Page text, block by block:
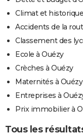
Climat et
Accidents de la
Classement des
Ecole à Ouézy
Crèches à Ouézy
Maternités à Ouézy
Entreprises à
Prix immobilier à
Tous les